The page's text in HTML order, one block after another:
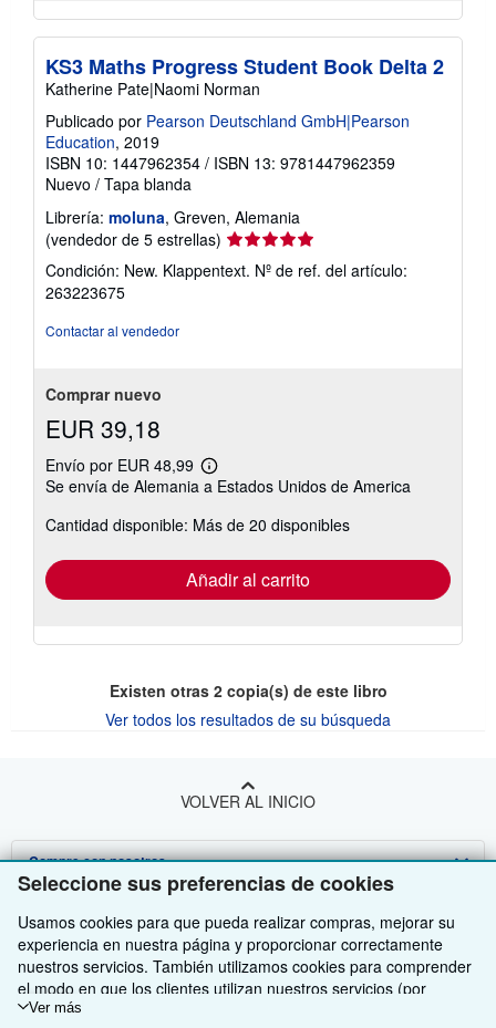
Seleccione sus preferencias de cookies
Usamos cookies para que pueda realizar compras, mejorar su
experiencia en nuestra página y proporcionar correctamente
nuestros servicios. También utilizamos cookies para comprender
el modo en que los clientes utilizan nuestros servicios (por
ejemplo, midiendo las visitas al sitio) y así poder realizar mejoras.
Ver más
KS3 Maths Progress Student Book Delta 2
Katherine Pate|Naomi Norman
Publicado por Pearson Deutschland GmbH|Pearson
Education, 2019
ISBN 10: 1447962354 / ISBN 13: 9781447962359
Nuevo / Tapa blanda
Librería: moluna, Greven, Alemania
(vendedor de 5 estrellas) Calificación
del
vendedor:
Condición: New. Klappentext. Nº de ref. del artículo:
263223675
Contactar al vendedor
Comprar nuevo
EUR 39,18
Envío por EUR 48,99
Más
información
las
envío
Se envía de Alemania a Estados Unidos de America
Cantidad disponible: Más de 20 disponibles
Añadir al carrito
Existen otras 2copia(s) de este libro
Ver todos los resultados de su búsqueda
VOLVER AL INICIO
Compre con nosotros
Colecciones
Mi cuenta
Comenzar a vender
Únase a nuestro programa de afiliados
Sobre nosotros
Sobre IberLibro
Obtener Ayuda